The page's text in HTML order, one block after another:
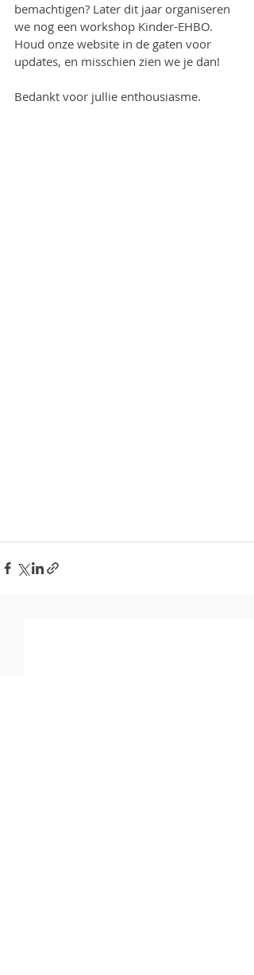
bemachtigen? Later dit jaar organiseren
we nog een workshop Kinder-EHBO.
Houd onze website in de gaten voor
updates, en misschien zien we je dan!
Bedankt voor jullie enthousiasme.